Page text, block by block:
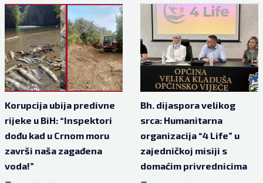
Korupcija ubija predivne
rijeke u BiH: “Inspektori
dođu kad u Crnom moru
završi naša zagađena
voda!”
Bh. dijaspora velikog
srca: Humanitarna
organizacija “4 Life” u
zajedničkoj misiji s
domaćim privrednicima